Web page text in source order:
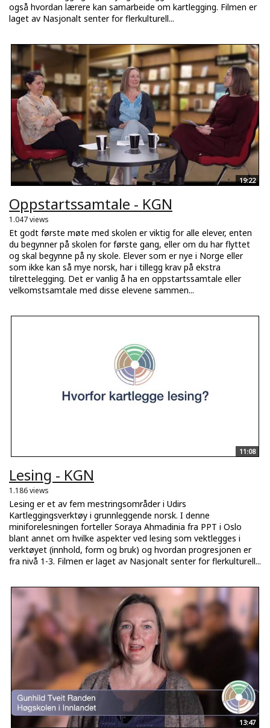
også hvordan lærere kan samarbeide om kartlegging. Filmen er
laget av Nasjonalt senter for flerkulturell...
19:22
Oppstartssamtale - KGN
1.047 views
Et godt første møte med skolen er viktig for alle elever, enten
du begynner på skolen for første gang, eller om du har flyttet
og skal begynne på ny skole. Elever som er nye i Norge eller
som ikke kan så mye norsk, har i tillegg krav på ekstra
tilrettelegging. Det er vanlig å ha en oppstartssamtale eller
velkomstsamtale med disse elevene sammen...
11:08
Lesing - KGN
1.186 views
Lesing er et av fem mestringsområder i Udirs
Kartleggingsverktøy i grunnleggende norsk. I denne
miniforelesningen forteller Soraya Ahmadinia fra PPT i Oslo
blant annet om hvilke aspekter ved lesing som vektlegges i
verktøyet (innhold, form og bruk) og hvordan progresjonen er
fra nivå 1-3. Filmen er laget av Nasjonalt senter for flerkulturell...
13:47